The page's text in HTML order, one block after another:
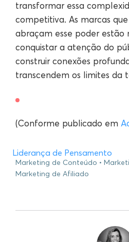
transformar essa
competitiva. As marcas
abraçam esse poder estão
conquistar a atenção do
construir conexões
transcendem os limites da
(Conforme publicado em
Liderança de Pensamento
Marketing de Conteúdo
Marketing de Afiliado